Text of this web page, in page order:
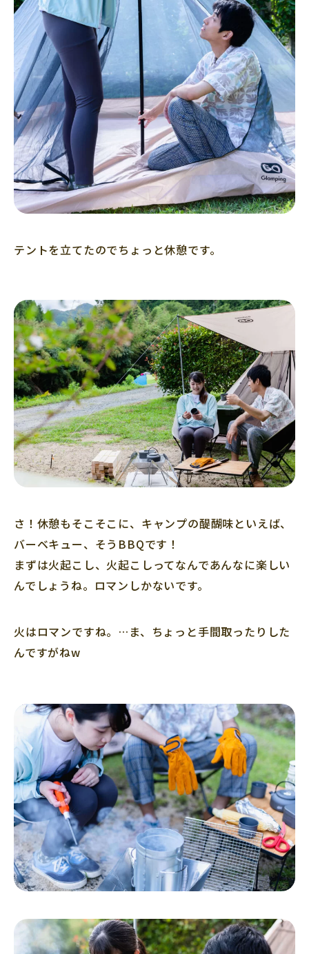
テントを立てたのでちょっと休憩です。
さ！休憩もそこそこに、キャンプの醍醐味といえば、
バーベキュー、そうBBQです！
まずは火起こし、火起こしってなんであんなに楽しい
んでしょうね。ロマンしかないです。
火はロマンですね。…ま、ちょっと手間取ったりした
んですがねw